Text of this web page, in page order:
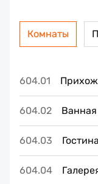
Комнаты
604.01
604.02 Ванная
604.03
604.04